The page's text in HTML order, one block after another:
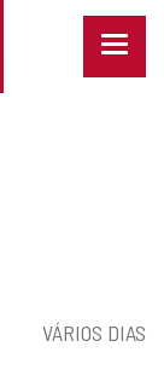
Menu
VÁRIOS DIAS